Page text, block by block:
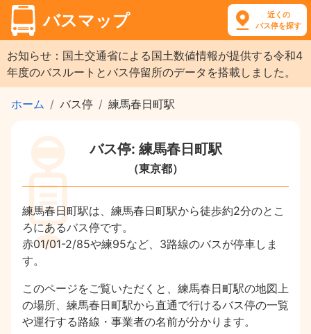
バスマップ
近くの
バス停を探す
お知らせ：国土交通省による国土数値情報が提供する令和4
年度のバスルートとバス停留所のデータを搭載しました。
ホーム バス停 練馬春日町駅
バス停: 練馬春日町駅
（東京都）
練馬春日町駅は、練馬春日町駅から徒歩約2分のとこ
ろにあるバス停です。
赤01/01-2/85や練95など、3路線のバスが停車しま
す。
このページをご覧いただくと、練馬春日町駅の地図上
の場所、練馬春日町駅から直通で行けるバス停の一覧
や運行する路線・事業者の名前が分かります。